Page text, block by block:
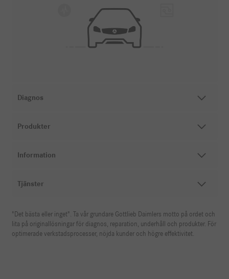
Diagnos
Produkter
Information
Tjänster
"Det bästa eller inget". Ta vår grundare Gottlieb Daimlers motto på ordet och
lita på originallösningar för diagnos, reparation, underhåll och produkter. För
optimerade verkstadsprocesser, nöjda kunder och högre effektivitet.